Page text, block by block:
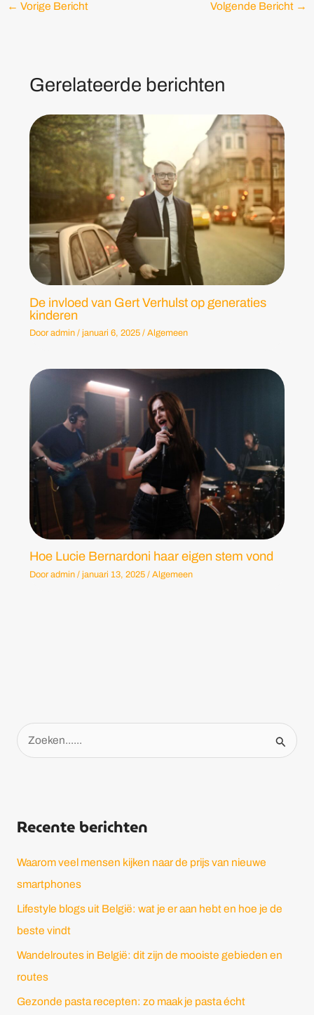
Z
e
:
Recente berichten
Waarom veel mensen kijken naar de prijs van nieuwe
smartphones
Lifestyle blogs uit België: wat je er aan hebt en hoe je de
beste vindt
Wandelroutes in België: dit zijn de mooiste gebieden en
routes
Gezonde pasta recepten: zo maak je pasta écht
← Vorige Bericht Volgende Bericht →
Gerelateerde berichten
De invloed van Gert Verhulst op generaties
kinderen
Door admin / januari 6, 2025 / Algemeen
Hoe Lucie Bernardoni haar eigen stem vond
Door admin / januari 13, 2025 / Algemeen